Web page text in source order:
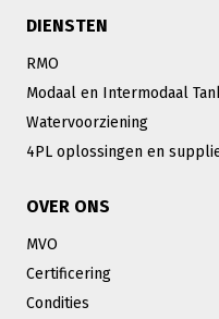
DIENSTEN
RMO
Modaal en Intermodaal
Watervoorziening
4PL oplossingen en
OVER ONS
MVO
Certificering
Condities